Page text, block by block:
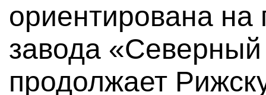
ориентирована на
завода «Северный
продолжает